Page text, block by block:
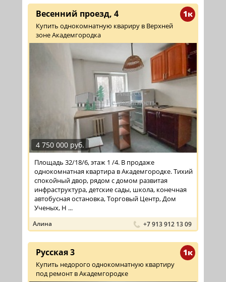
1к
Весенний проезд, 4
Купить однокомнатную квариру в Верхней
зоне Академгородка
4 750 000 руб.
Площадь 32/18/6, этаж 1 /4. В продаже
однокомнатная квартира в Академгородке. Тихий
спокойный двор, рядом с домом развитая
инфраструктура, детские сады, школа, конечная
автобусная остановка, Торговый Центр, Дом
Ученых, Н ...
Алина +7 913 912 13 09
1к
Русская 3
Купить недорого однокомнатную квартиру
под ремонт в Академгородке